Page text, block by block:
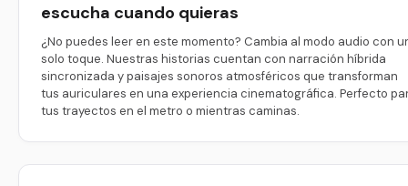
escucha cuando quieras
¿No puedes leer en este momento? Cambia al modo audio con
solo toque. Nuestras historias cuentan con narración híbrida
sincronizada y paisajes sonoros atmosféricos que transforman
tus auriculares en una experiencia cinematográfica. Perfecto
tus trayectos en el metro o mientras caminas.